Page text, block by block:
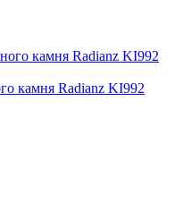
камня Radianz KI992